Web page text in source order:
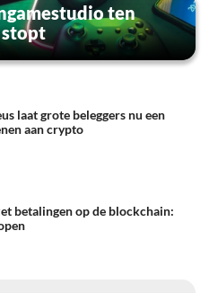
ten
stopt
laat grote beleggers nu een
aan crypto
betalingen op de blockchain: